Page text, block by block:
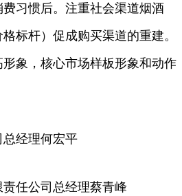
习惯后。注重社会渠道烟酒
标杆）促成购买渠道的重建。
象，核心市场样板形象和动作
经理何宏平
任公司总经理蔡青峰